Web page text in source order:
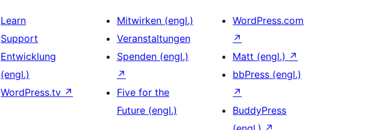
Learn
Support
Entwicklung
(engl.)
WordPress.tv ↗
Mitwirken (engl.)
Veranstaltungen
Spenden (engl.)
↗
Five for the
Future (engl.)
WordPress.com
↗
Matt (engl.) ↗
bbPress (engl.)
↗
BuddyPress